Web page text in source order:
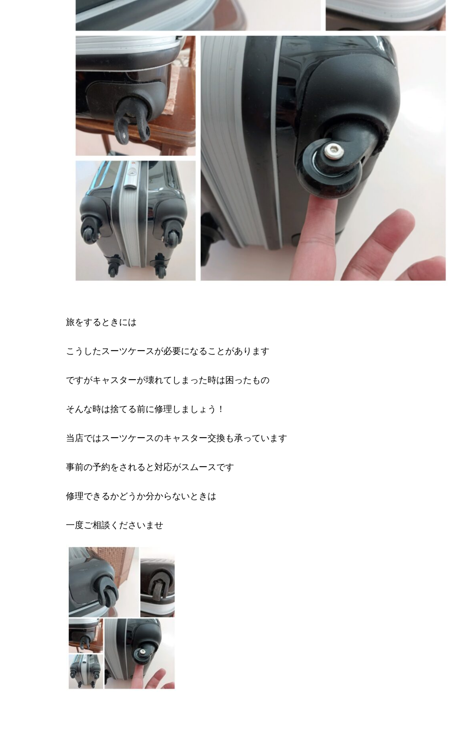
旅をするときには
こうしたスーツケースが必要になることがあります
ですがキャスターが壊れてしまった時は困ったもの
そんな時は捨てる前に修理しましょう！
当店ではスーツケースのキャスター交換も承っています
事前の予約をされると対応がスムースです
修理できるかどうか分からないときは
一度ご相談くださいませ